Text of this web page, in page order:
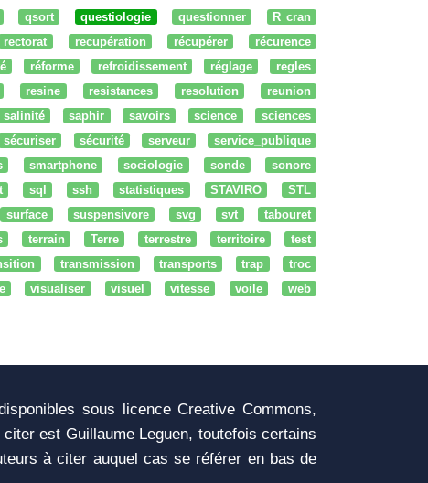
qsort questiologie questionner
R cran
rectorat recupération récupérer
récurence
réforme refroidissement réglage
regles
resine resistances resolution
reunion
salinité saphir savoirs science
sciences
sécuriser sécurité serveur
service_publique
smartphone sociologie sonde
sonore
sql ssh statistiques STAVIRO
STL
surface suspensivore svg svt
tabouret
terrain Terre terrestre territoire
test
transmission transports trap
troc
visualiser visuel vitesse voile
web
sous licence Creative Commons,
est Guillaume Leguen, toutefois certains
à citer auquel cas se référer en bas de